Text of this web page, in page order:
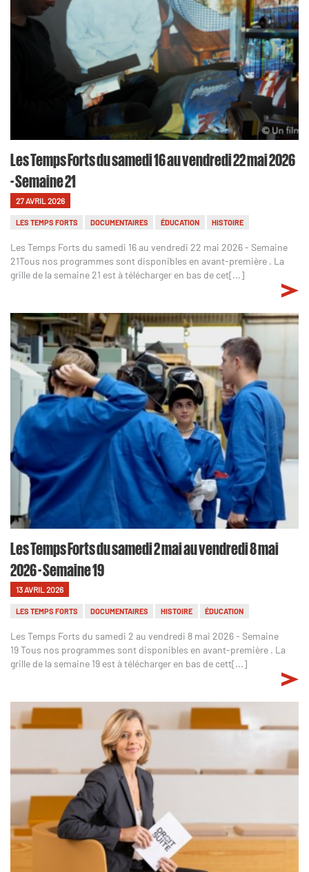
Les Temps Forts du samedi 16 au vendredi 22 mai 2026
- Semaine 21
27 AVRIL 2026
LES TEMPS FORTS DOCUMENTAIRES ÉDUCATION HISTOIRE
Les Temps Forts du samedi 16 au vendredi 22 mai 2026 - Semaine
21Tous nos programmes sont disponibles en avant-première . La
grille de la semaine 21 est à télécharger en bas de cet[...]
Les Temps Forts du samedi 2 mai au vendredi 8 mai
2026 - Semaine 19
13 AVRIL 2026
LES TEMPS FORTS DOCUMENTAIRES HISTOIRE ÉDUCATION
Les Temps Forts du samedi 2 au vendredi 8 mai 2026 - Semaine
19 Tous nos programmes sont disponibles en avant-première . La
grille de la semaine 19 est à télécharger en bas de cett[...]